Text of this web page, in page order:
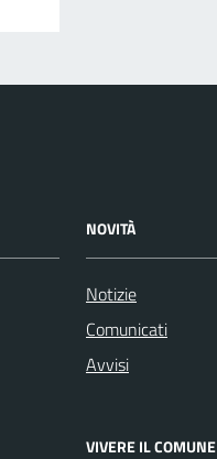
NOVITÀ
Notizie
Comunicati
Avvisi
VIVERE IL COMUNE